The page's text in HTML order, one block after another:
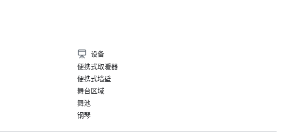
设备
便携式取暖器
便携式墙壁
舞台区域
舞池
钢琴